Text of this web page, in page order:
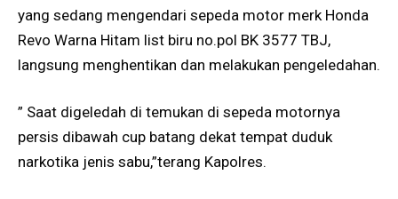
yang sedang mengendari sepeda motor merk Honda
Revo Warna Hitam list biru no.pol BK 3577 TBJ,
langsung menghentikan dan melakukan pengeledahan.
” Saat digeledah di temukan di sepeda motornya
persis dibawah cup batang dekat tempat duduk
narkotika jenis sabu,”terang Kapolres.